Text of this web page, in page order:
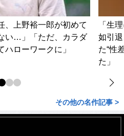
、上野裕一郎が初めて
い…」「ただ、カラダ
ローワークに」
「生
如引
た“性
た」
その他の名作記事 >